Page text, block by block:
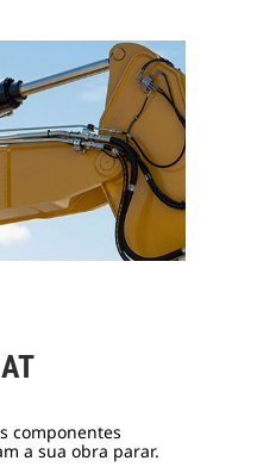
componentes
a sua obra parar.